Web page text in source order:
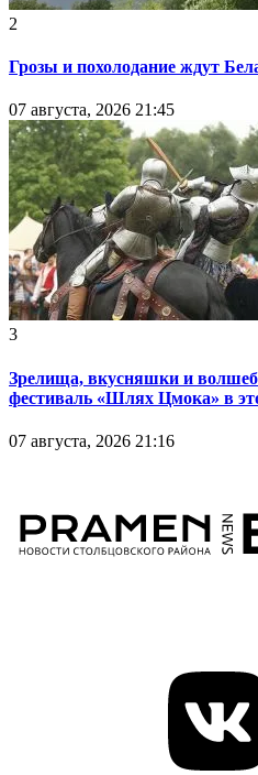
2
Грозы и похолодание ждут
07 августа, 2026 21:45
3
Зрелища, вкусняшки и
фестиваль «Шлях Цмока» в
07 августа, 2026 21:16